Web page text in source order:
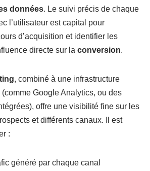
données. Le suivi précis de chaque
l’utilisateur est capital pour
d’acquisition et identifier les
directe sur la conversion.
, combiné à une infrastructure
Google Analytics, ou des
offre une visibilité fine sur les
et différents canaux. Il est
:
généré par chaque canal